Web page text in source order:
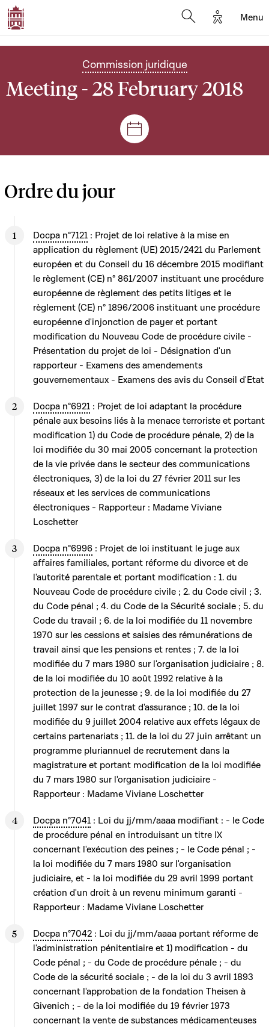
Options
Menu
Commission juridique
Meeting - 28 February 2018
Sessions and meetings
Ordre du jour
Docpa n°7121 : Projet de loi relative à la mise en
application du règlement (UE) 2015/2421 du Parlement
européen et du Conseil du 16 décembre 2015 modifiant
le règlement (CE) n° 861/2007 instituant une procédure
européenne de règlement des petits litiges et le
règlement (CE) n° 1896/2006 instituant une procédure
européenne d'injonction de payer et portant
modification du Nouveau Code de procédure civile -
Présentation du projet de loi - Désignation d'un
rapporteur - Examens des amendements
gouvernementaux - Examens des avis du Conseil d'Etat
Docpa n°6921 : Projet de loi adaptant la procédure
pénale aux besoins liés à la menace terroriste et portant
modification 1) du Code de procédure pénale, 2) de la
loi modifiée du 30 mai 2005 concernant la protection
de la vie privée dans le secteur des communications
électroniques, 3) de la loi du 27 février 2011 sur les
réseaux et les services de communications
électroniques - Rapporteur : Madame Viviane
Loschetter
Docpa n°6996 : Projet de loi instituant le juge aux
affaires familiales, portant réforme du divorce et de
l'autorité parentale et portant modification : 1. du
Nouveau Code de procédure civile ; 2. du Code civil ; 3.
du Code pénal ; 4. du Code de la Sécurité sociale ; 5. du
Code du travail ; 6. de la loi modifiée du 11 novembre
1970 sur les cessions et saisies des rémunérations de
travail ainsi que les pensions et rentes ; 7. de la loi
modifiée du 7 mars 1980 sur l'organisation judiciaire ; 8.
de la loi modifiée du 10 août 1992 relative à la
protection de la jeunesse ; 9. de la loi modifiée du 27
juillet 1997 sur le contrat d'assurance ; 10. de la loi
modifiée du 9 juillet 2004 relative aux effets légaux de
certains partenariats ; 11. de la loi du 27 juin arrêtant un
programme pluriannuel de recrutement dans la
magistrature et portant modification de la loi modifiée
du 7 mars 1980 sur l'organisation judiciaire -
Rapporteur : Madame Viviane Loschetter
Docpa n°7041 : Loi du jj/mm/aaaa modifiant : - le Code
de procédure pénal en introduisant un titre IX
concernant l'exécution des peines ; - le Code pénal ; -
la loi modifiée du 7 mars 1980 sur l'organisation
judiciaire, et - la loi modifiée du 29 avril 1999 portant
création d'un droit à un revenu minimum garanti -
Rapporteur : Madame Viviane Loschetter
Docpa n°7042 : Loi du jj/mm/aaaa portant réforme de
l'administration pénitentiaire et 1) modification - du
Code pénal ; - du Code de procédure pénale ; - du
Code de la sécurité sociale ; - de la loi du 3 avril 1893
concernant l'approbation de la fondation Theisen à
Givenich ; - de la loi modifiée du 19 février 1973
concernant la vente de substances médicamenteuses